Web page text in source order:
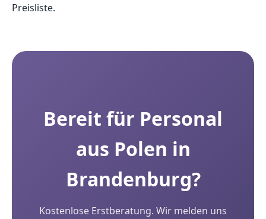
Preisliste.
Bereit für Personal
aus Polen in
Brandenburg?
Kostenlose Erstberatung. Wir melden uns